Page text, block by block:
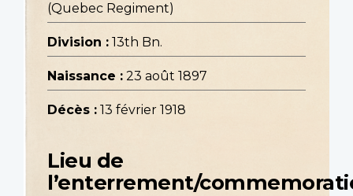
(Quebec Regiment)
Division : 13th Bn.
Naissance : 23 août 1897
Décès : 13 février 1918
Lieu de
l’enterrement/